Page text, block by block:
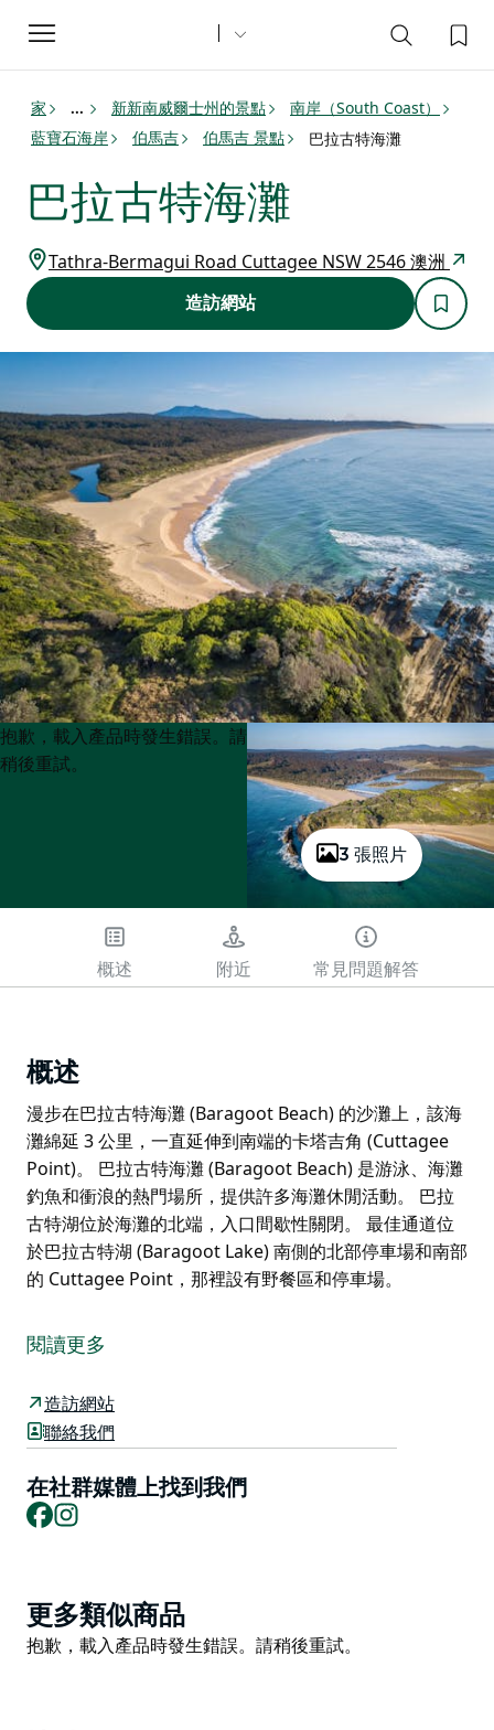
Toggle
navigation
家 ... 新新南威爾士州的景點
南岸（South Coast）
藍寶石海岸
伯馬吉 伯馬吉 景點 巴拉古特海灘
巴拉古特海灘
Tathra-Bermagui Road Cuttagee NSW 2546 澳洲
造訪網站
3 張照片
Product
List
Product
List
抱歉，載入產品時發生錯誤。請
稍後重試。
概述 附近 常見問題解答
概述
漫步在巴拉古特海灘 (Baragoot Beach) 的沙灘上，該海
灘綿延 3 公里，一直延伸到南端的卡塔吉角 (Cuttagee
Point)。 巴拉古特海灘 (Baragoot Beach) 是游泳、海灘
釣魚和衝浪的熱門場所，提供許多海灘休閒活動。 巴拉
古特湖位於海灘的北端，入口間歇性關閉。 最佳通道位
於巴拉古特湖 (Baragoot Lake) 南側的北部停車場和南部
的 Cuttagee Point，那裡設有野餐區和停車場。
灘綿延 3 公里，一直延伸到南端的卡塔吉角 (Cuttagee
Point)。
巴拉古特海灘 (Baragoot Beach) 是游泳、海灘釣魚和衝
浪的熱門場所，提供許多海灘休閒活動。
最佳通道位於巴拉古特湖 (Baragoot Lake) 南側的北部停
車場和南部的 Cuttagee Point，那裡設有野餐區和停車
閱讀更多
造訪網站
聯絡我們
在社群媒體上找到我們
Facebook
Product
List
更多類似商品
Product
抱歉，載入產品時發生錯誤。請稍後重試。